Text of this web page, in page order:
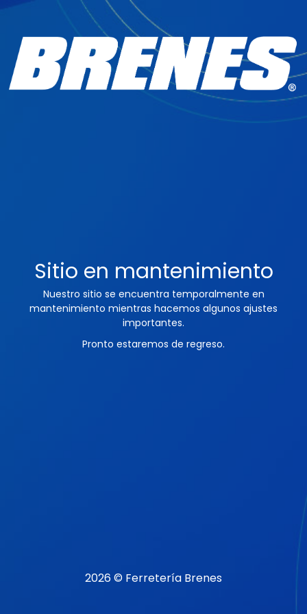
Sitio en mantenimiento
Nuestro sitio se encuentra temporalmente en
mantenimiento mientras hacemos algunos ajustes
importantes.
Pronto estaremos de regreso.
2026 © Ferretería Brenes